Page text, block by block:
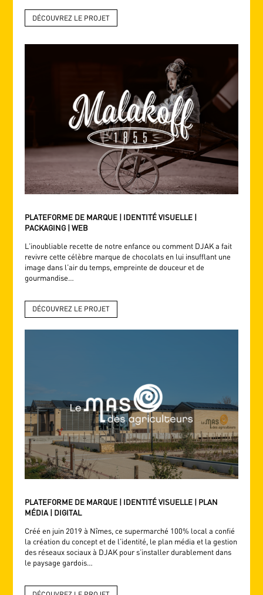
DÉCOUVREZ LE PROJET
PLATEFORME DE MARQUE | IDENTITÉ VISUELLE |
PACKAGING | WEB
L’inoubliable recette de notre enfance ou comment DJAK a fait
revivre cette célèbre marque de chocolats en lui insufflant une
image dans l’air du temps, empreinte de douceur et de
gourmandise…
DÉCOUVREZ LE PROJET
PLATEFORME DE MARQUE | IDENTITÉ VISUELLE | PLAN
MÉDIA | DIGITAL
Créé en juin 2019 à Nîmes, ce supermarché 100% local a confié
la création du concept et de l’identité, le plan média et la gestion
des réseaux sociaux à DJAK pour s’installer durablement dans
le paysage gardois…